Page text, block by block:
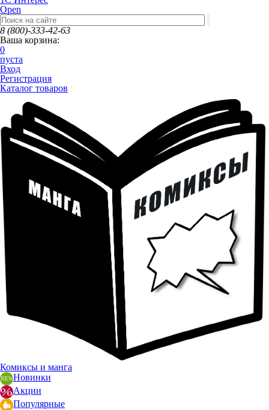
Open
8 (800)-333-42-63
Ваша корзина:
0
пуста
Вход
Регистрация
Каталог товаров
Комиксы и манга
Новинки
Акции
Популярные